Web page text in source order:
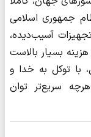
جمهوری اسلامی
آسیب‌دیده،
بسیار بالاست
با توکل به خدا و
سریع‌تر توان